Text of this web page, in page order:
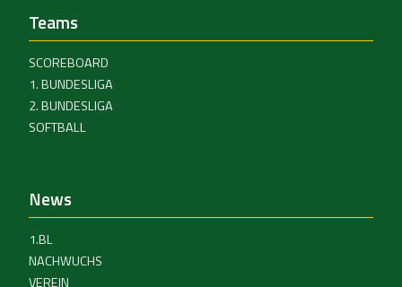
Teams
SCOREBOARD
1. BUNDESLIGA
2. BUNDESLIGA
SOFTBALL
News
1.BL
NACHWUCHS
VEREIN